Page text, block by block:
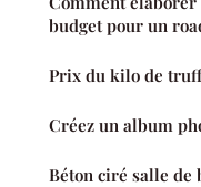
budget pour un
Prix du kilo de
Créez un album
Béton ciré salle de